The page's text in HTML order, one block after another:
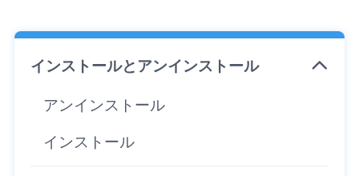
インストールとアンインストール
アンインストール
インストール